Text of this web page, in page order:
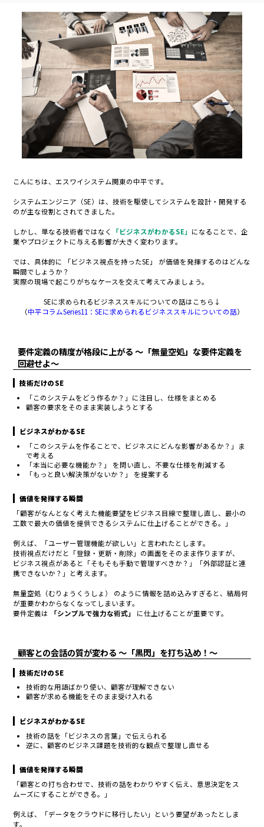
こんにちは、エスワイシステム関東の中平です。
システムエンジニア（SE）は、技術を駆使してシステムを設計・開発する
のが主な役割とされてきました。
しかし、単なる技術者ではなく 「ビジネスがわかるSE」 になることで、企
業やプロジェクトに与える影響が大きく変わります。
では、具体的に 「ビジネス視点を持ったSE」 が価値を発揮するのはどんな
瞬間でしょうか？
実際の現場で起こりがちなケースを交えて考えてみましょう。
SEに求められるビジネススキルについての話はこちら↓
（中平コラムSeries11：SEに求められるビジネススキルについての話）
要件定義の精度が格段に上がる 〜「無量空処」な要件定義を
回避せよ〜
技術だけのSE
「このシステムをどう作るか？」に注目し、仕様をまとめる
顧客の要求をそのまま実装しようとする
ビジネスがわかるSE
「このシステムを作ることで、ビジネスにどんな影響があるか？」ま
で考える
「本当に必要な機能か？」 を問い直し、不要な仕様を削減する
「もっと良い解決策がないか？」 を提案する
価値を発揮する瞬間
「顧客がなんとなく考えた機能要望をビジネス目線で整理し直し、最小の
工数で最大の価値を提供できるシステムに仕上げることができる。」
例えば、「ユーザー管理機能が欲しい」と言われたとします。
技術視点だけだと「登録・更新・削除」の画面をそのまま作りますが、
ビジネス視点があると「そもそも手動で管理すべきか？」「外部認証と連
携できないか？」と考えます。
無量空処（むりょうくうしょ） のように情報を詰め込みすぎると、結局何
が重要かわからなくなってしまいます。
要件定義は
「シンプルで強力な術式」 に仕上げることが重要です。
顧客との会話の質が変わる 〜「黒閃」を打ち込め！〜
技術だけのSE
技術的な用語ばかり使い、顧客が理解できない
顧客が求める機能をそのまま受け入れる
ビジネスがわかるSE
技術の話を「ビジネスの言葉」で伝えられる
逆に、顧客のビジネス課題を技術的な観点で整理し直せる
価値を発揮する瞬間
「顧客との打ち合わせで、技術の話をわかりやすく伝え、意思決定をス
ムーズにすることができる。」
例えば、「データをクラウドに移行したい」という要望があったとしま
す。